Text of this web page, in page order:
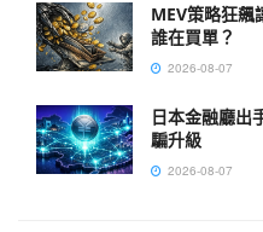
MEV策略狂飆
誰在買單？
2026-08-07
日本金融廳出
騙升級
2026-08-07